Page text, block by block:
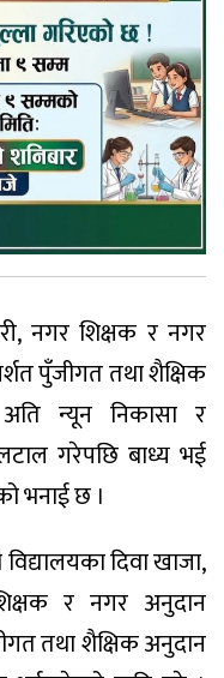
नगर शिक्षक र नगर
पुँजीगत तथा शैक्षिक
न्यून निकासा र
गरेपछि बाध्य भई
भनाई छ ।
दिवा खाजा,
र नगर अनुदान
तथा शैक्षिक अनुदान